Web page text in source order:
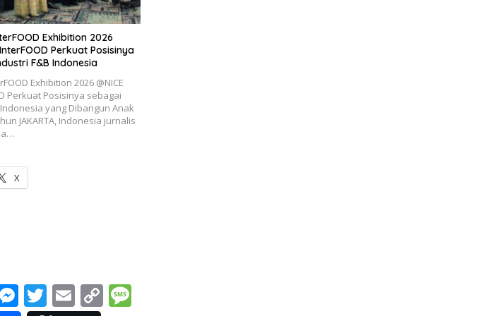
Exhibition 2026
Perkuat Posisinya
F&B Indonesia
Exhibition 2026 @NICE
Perkuat Posisinya sebagai
yang Dibangun Anak
JAKARTA, Indonesia jurnalis
X
M T E C M